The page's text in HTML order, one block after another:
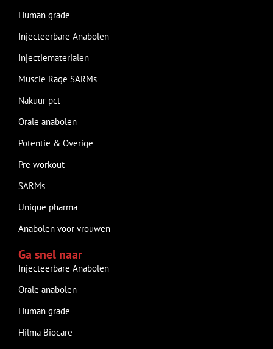
Human grade
Injecteerbare Anabolen
Injectiematerialen
Muscle Rage SARMs
Nakuur pct
Orale anabolen
Potentie & Overige
Pre workout
SARMs
Unique pharma
Anabolen voor vrouwen
Ga snel naar
Injecteerbare Anabolen
Orale anabolen
Human grade
Hilma Biocare